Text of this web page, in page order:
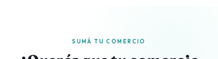
SUMÁ TU COMERCIO